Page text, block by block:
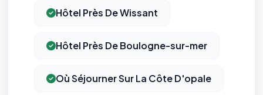
Hôtel Près De Wissant
Hôtel Près De Boulogne-sur-mer
Où Séjourner Sur La Côte D'opale